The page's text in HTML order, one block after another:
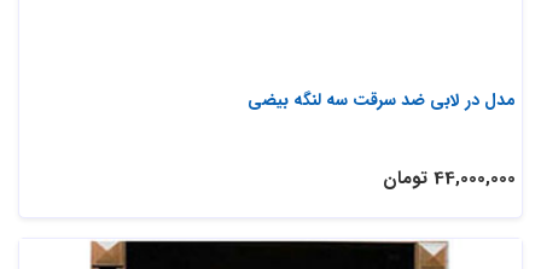
مدل در لابی ضد سرقت سه لنگه بیضی
44,000,000 تومان